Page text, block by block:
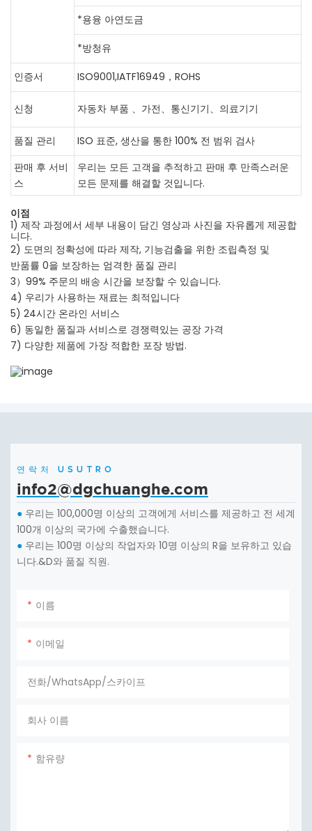
*용융 아연도금
*방청유
인증서 ISO9001,IATF16949，ROHS
신청 자동차 부품 、가전、통신기기、의료기기
품질 관리
ISO 표준, 생산을 통한 100% 전 범위 검사
판매 후 서비
스
우리는 모든 고객을 추적하고 판매 후 만족스러운
모든 문제를 해결할 것입니다.
이점
1) 제작 과정에서 세부 내용이 담긴 영상과 사진을 자유롭게 제공합
니다.
2) 도면의 정확성에 따라 제작, 기능검출을 위한 조립측정 및
반품률 0을 보장하는 엄격한 품질 관리
3）99% 주문의 배송 시간을 보장할 수 있습니다.
4) 우리가 사용하는 재료는 최적입니다
5) 24시간 온라인 서비스
6) 동일한 품질과 서비스로 경쟁력있는 공장 가격
7) 다양한 제품에 가장 적합한 포장 방법.
연락처 USUTRO
info2@dgchuanghe.com
● 우리는 100,000명 이상의 고객에게 서비스를 제공하고 전 세계
100개 이상의 국가에 수출했습니다.
● 우리는 100명 이상의 작업자와 10명 이상의 R을 보유하고 있습
니다.&D와 품질 직원.
이름
이메일
전화/WhatsApp/스카이프
회사 이름
함유량